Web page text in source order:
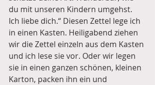
du mit unseren Kindern umgehst.
Ich liebe dich.“ Diesen Zettel lege ich
in einen Kasten. Heiligabend ziehen
wir die Zettel einzeln aus dem Kasten
und ich lese sie vor. Oder wir legen
sie in einen ganzen schönen, kleinen
Karton, packen ihn ein und